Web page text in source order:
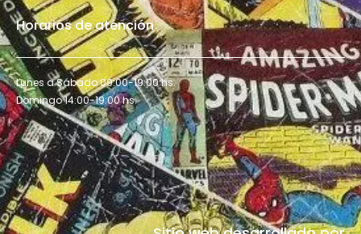
Horarios de atención
Lunes a Sábado 09:00-19:00 hs.
Domingo 14:00-19:00 hs.